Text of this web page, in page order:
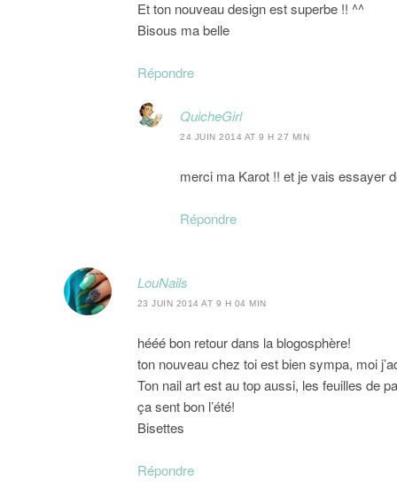
Et ton nouveau design est superbe !! ^^
Bisous ma belle
Répondre
QuicheGirl
24 JUIN 2014 AT 9 H 27 MIN
merci ma Karot !! et je vais essayer
Répondre
LouNails
23 JUIN 2014 AT 9 H 04 MIN
hééé bon retour dans la blogosphère!
ton nouveau chez toi est bien sympa, moi
Ton nail art est au top aussi, les feuilles de
ça sent bon l’été!
Bisettes
Répondre